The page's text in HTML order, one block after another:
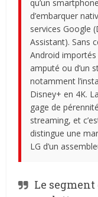
qu’un
d’embarquer
services Google
Assistant). Sans
Android importés
amputé ou d’un
notamment
Disney+ en 4K.
gage de
streaming, et
distingue une
LG d’un
Le